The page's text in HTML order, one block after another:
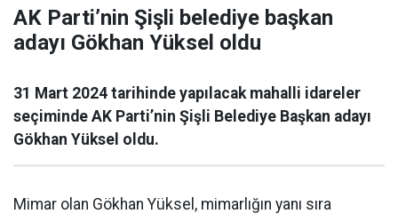
AK Parti’nin Şişli belediye başkan
adayı Gökhan Yüksel oldu
31 Mart 2024 tarihinde yapılacak mahalli idareler
seçiminde AK Parti’nin Şişli Belediye Başkan adayı
Gökhan Yüksel oldu.
Mimar olan Gökhan Yüksel, mimarlığın yanı sıra